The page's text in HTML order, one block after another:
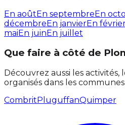
En aoûtEn septembreEn
décembreEn janvierEn
maiEn juinEn juillet
Que faire à côté de
Découvrez aussi les activités,
organisés dans les
CombritPluguffanQuimper